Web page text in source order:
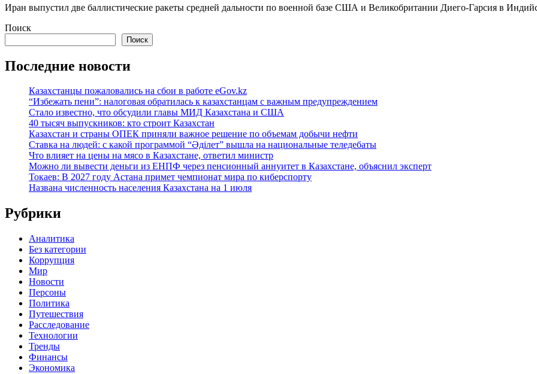
Иран выпустил две баллистические ракеты средней дальности по военной базе США и Великобритании Диего-Гарсия в
Поиск
Поиск
Последние новости
Казахстанцы пожаловались на сбои в работе eGov.kz
“Избежать пени”: налоговая обратилась к казахстанцам с важным предупреждением
Стало известно, что обсудили главы МИД Казахстана и США
40 тысяч выпускников: кто строит Казахстан
Казахстан и страны ОПЕК приняли важное решение по объемам добычи нефти
Ставка на людей: с какой программой “Әділет” вышла на национальные теледебаты
Что влияет на цены на мясо в Казахстане, ответил министр
Можно ли вывести деньги из ЕНПФ через пенсионный аннуитет в Казахстане, объяснил эксперт
Токаев: В 2027 году Астана примет чемпионат мира по киберспорту
Названа численность населения Казахстана на 1 июля
Рубрики
Аналитика
Без категории
Коррупция
Мир
Новости
Персоны
Политика
Путешествия
Расследование
Технологии
Тренды
Финансы
Экономика